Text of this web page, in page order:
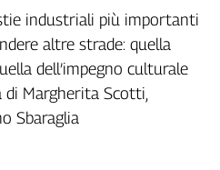
industriali più importanti
altre strade: quella
dell’impegno culturale
di Margherita Scotti,
Sbaraglia